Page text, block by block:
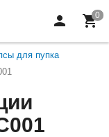
для пупка